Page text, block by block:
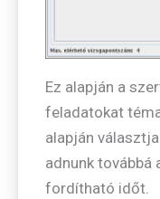
Ez alapján a
feladatokat
alapján
adnunk továbbá
fordítható időt.